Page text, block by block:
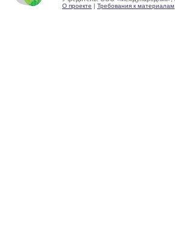
О проекте | Требования к материалам